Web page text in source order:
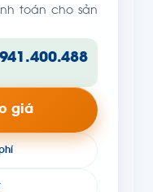
toán cho sản
giá